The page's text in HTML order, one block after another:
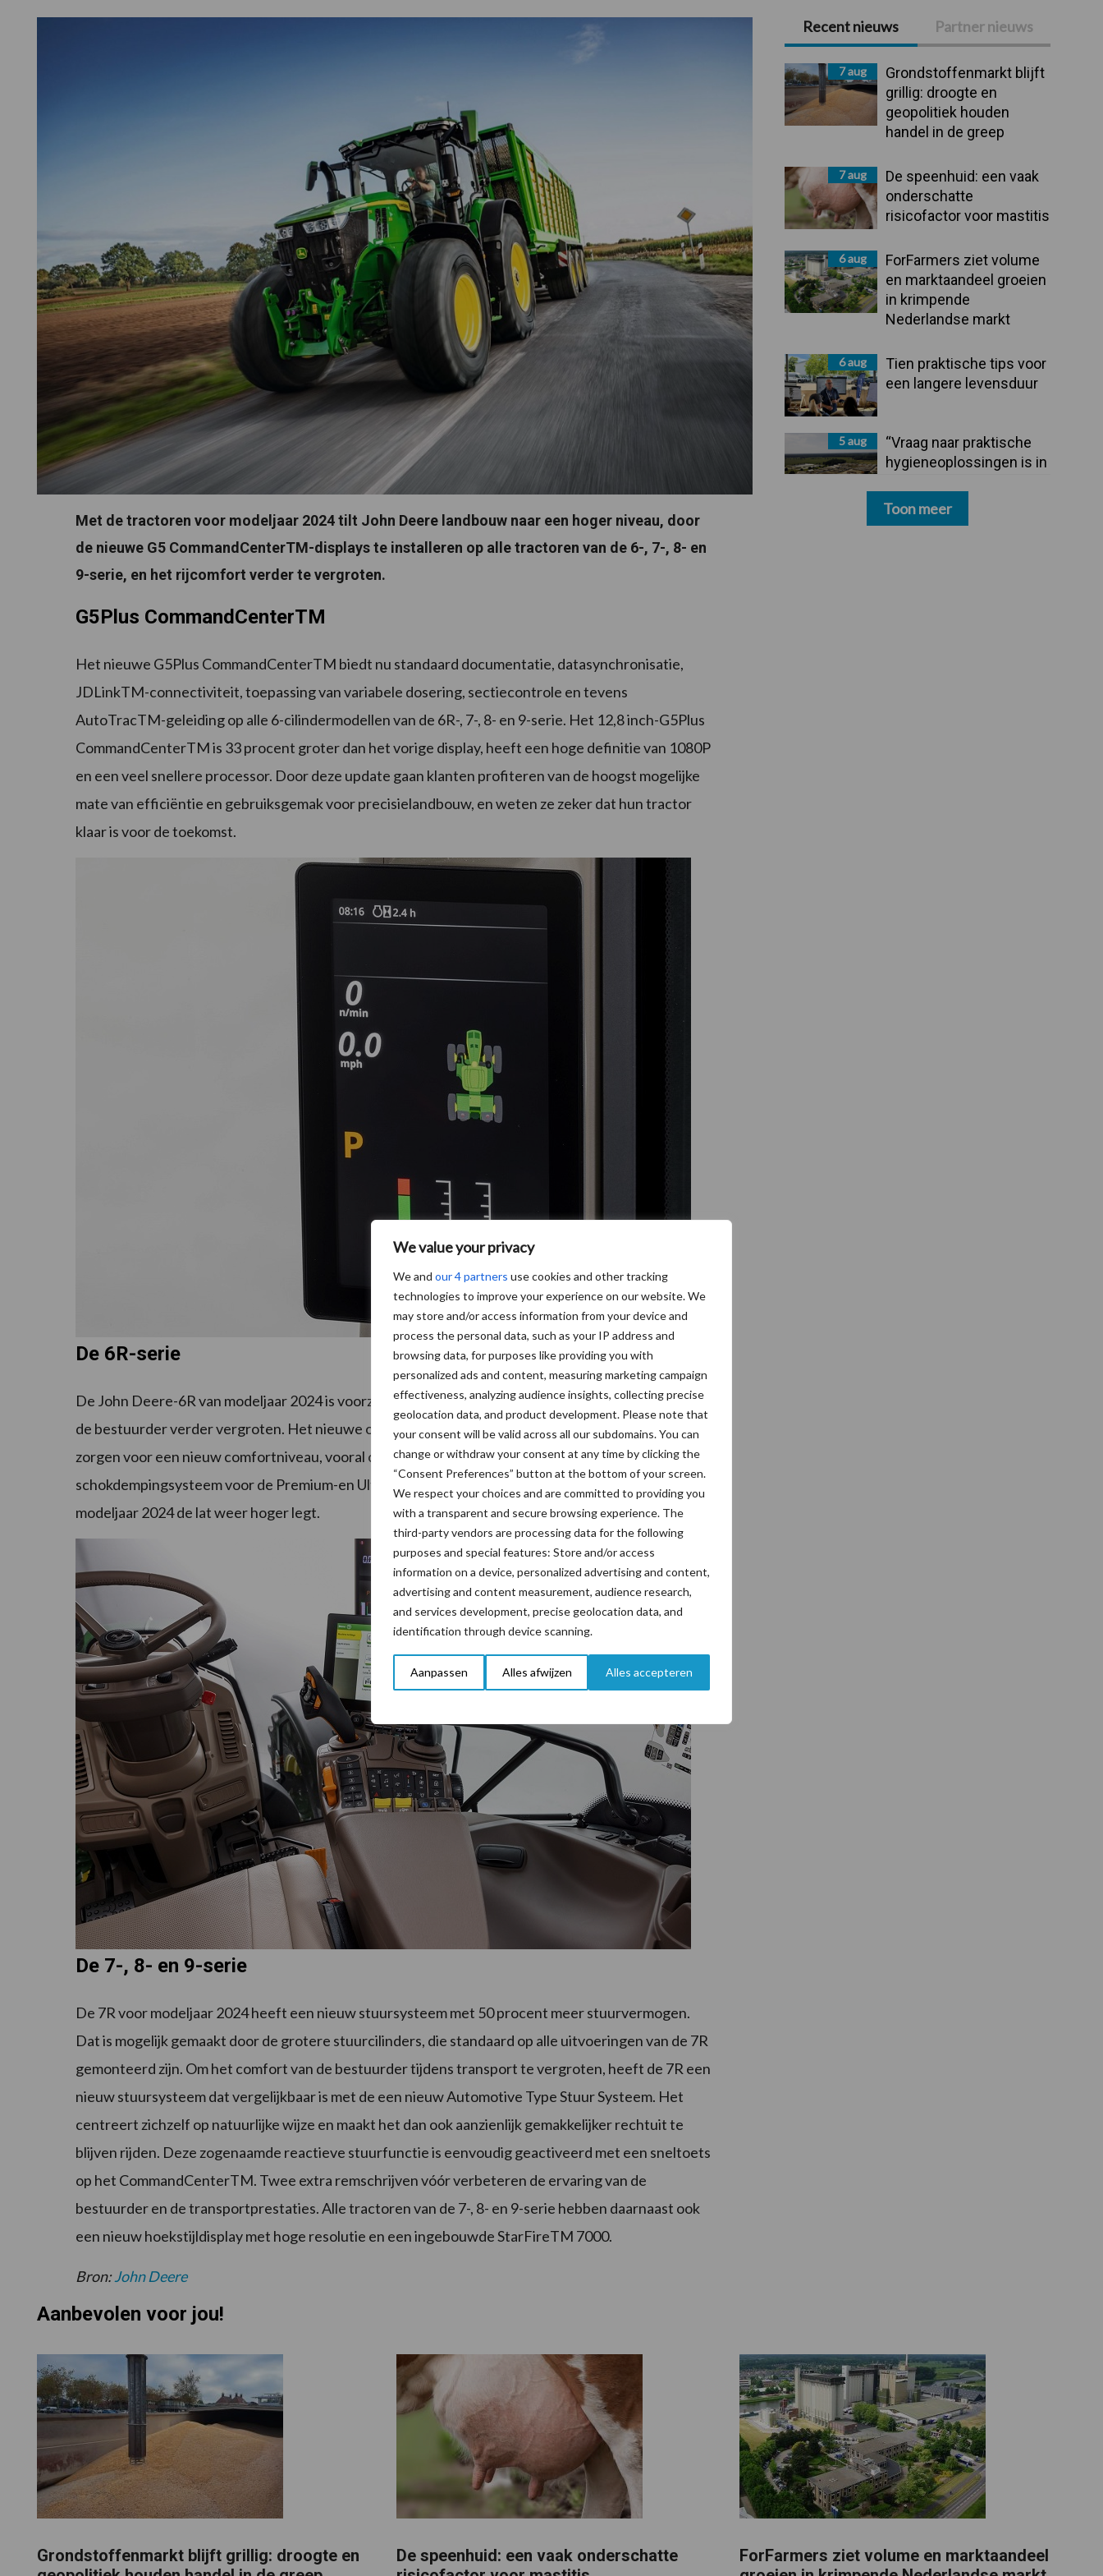
We value your privacy
We and our 4 partners use cookies and other tracking
technologies to improve your experience on our website. We
may store and/or access information from your device and
process the personal data, such as your IP address and
browsing data, for purposes like providing you with
personalized ads and content, measuring marketing campaign
effectiveness, analyzing audience insights, collecting precise
geolocation data, and product development. Please note that
your consent will be valid across all our subdomains. You can
change or withdraw your consent at any time by clicking the
“Consent Preferences” button at the bottom of your screen.
We respect your choices and are committed to providing you
with a transparent and secure browsing experience. The
third-party vendors are processing data for the following
purposes and special features: Store and/or access
information on a device, personalized advertising and content,
advertising and content measurement, audience research,
and services development, precise geolocation data, and
identification through device scanning.
Aanpassen Alles afwijzen Alles accepteren
Met de tractoren voor modeljaar 2024 tilt John Deere landbouw naar een hoger niveau, door
de nieuwe G5 CommandCenterTM-displays te installeren op alle tractoren van de 6-, 7-, 8- en
9-serie, en het rijcomfort verder te vergroten.
G5Plus CommandCenterTM
Het nieuwe G5Plus CommandCenterTM biedt nu standaard documentatie, datasynchronisatie,
JDLinkTM-connectiviteit, toepassing van variabele dosering, sectiecontrole en tevens
AutoTracTM-geleiding op alle 6-cilindermodellen van de 6R-, 7-, 8- en 9-serie. Het 12,8 inch-G5Plus
CommandCenterTM is 33 procent groter dan het vorige display, heeft een hoge definitie van 1080P
en een veel snellere processor. Door deze update gaan klanten profiteren van de hoogst mogelijke
mate van efficiëntie en gebruiksgemak voor precisielandbouw, en weten ze zeker dat hun tractor
klaar is voor de toekomst.
De 6R-serie
De John Deere-6R van modeljaar 2024 is voorzien van nieuwe ontwikkelingen die het comfort van
de bestuurder verder vergroten. Het nieuwe ontwerp van de stuurkolom en het nieuwe stuurwiel
zorgen voor een nieuw comfortniveau, vooral ook op de weg. Voeg daaraan het nieuwe
schokdempingsysteem voor de Premium-en Ultimate-stoelen toe, en het is duidelijk dat de 6R voor
modeljaar 2024 de lat weer hoger legt.
De 7-, 8- en 9-serie
De 7R voor modeljaar 2024 heeft een nieuw stuursysteem met 50 procent meer stuurvermogen.
Dat is mogelijk gemaakt door de grotere stuurcilinders, die standaard op alle uitvoeringen van de 7R
gemonteerd zijn. Om het comfort van de bestuurder tijdens transport te vergroten, heeft de 7R een
nieuw stuursysteem dat vergelijkbaar is met de een nieuw Automotive Type Stuur Systeem. Het
centreert zichzelf op natuurlijke wijze en maakt het dan ook aanzienlijk gemakkelijker rechtuit te
blijven rijden. Deze zogenaamde reactieve stuurfunctie is eenvoudig geactiveerd met een sneltoets
op het CommandCenterTM. Twee extra remschrijven vóór verbeteren de ervaring van de
bestuurder en de transportprestaties. Alle tractoren van de 7-, 8- en 9-serie hebben daarnaast ook
een nieuw hoekstijldisplay met hoge resolutie en een ingebouwde StarFireTM 7000.
Bron:John Deere
Primaire
Sidebar
Recent nieuws Partner nieuws
7 aug
Grondstoffenmarkt blijft
grillig: droogte en
geopolitiek houden
handel in de greep
7 aug
De speenhuid: een vaak
onderschatte
risicofactor voor mastitis
6 aug
ForFarmers ziet volume
en marktaandeel groeien
in krimpende
Nederlandse markt
6 aug
Tien praktische tips voor
een langere levensduur
5 aug
“Vraag naar praktische
hygieneoplossingen is in
Toon meer
Aanbevolen voor jou!
Grondstoffenmarkt blijft grillig: droogte en
De speenhuid: een vaak onderschatte
ForFarmers ziet volume en marktaandeel